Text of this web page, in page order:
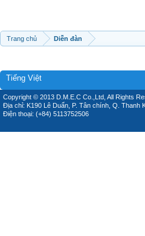
Trang chủ Diễn đàn
Tiếng Việt
Copyright © 2013 D.M.E.C Co.,Ltd, All Rights
Địa chỉ: K190 Lê Duẩn, P. Tân chính, Q. Thanh
Điện thoại: (+84) 5113752506